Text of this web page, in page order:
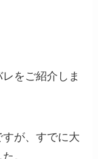
をご紹介しま
が、すでに大